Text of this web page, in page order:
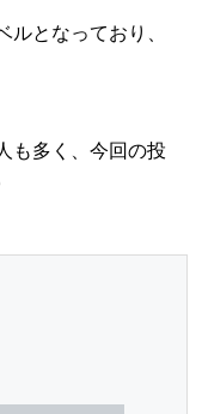
となっており、
も多く、今回の投